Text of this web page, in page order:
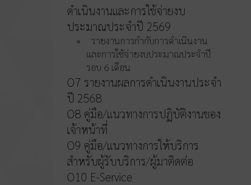
ดำเนินงานและการใช้จ่ายงบ
ประมาณประจำปี 2569
รายงานการกำกับการดำเนินงาน
และการใช้จ่ายงบประมาณประจำปี
รอบ 6 เดือน
O7 รายงานผลการดำเนินงานประจำ
ปี 2568
O8 คู่มือ/แนวทางการปฏิบัติงานของ
เจ้าหน้าที่
O9 คู่มือ/แนวทางการให้บริการ
สำหรับผู้รับบริการ/ผู้มาติดต่อ
O10 E-Service